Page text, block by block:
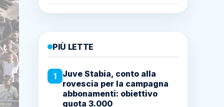
PIÙ LETTE
1
Juve Stabia, conto alla
rovescia per la campagna
abbonamenti: obiettivo
quota 3.000